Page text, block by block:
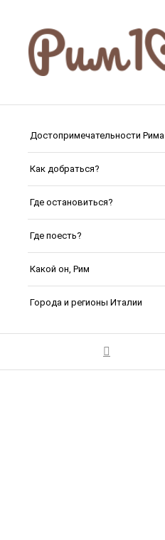
Достопримечательности Рима
Как добраться?
Где остановиться?
Где поесть?
Какой он, Рим
Города и регионы Италии